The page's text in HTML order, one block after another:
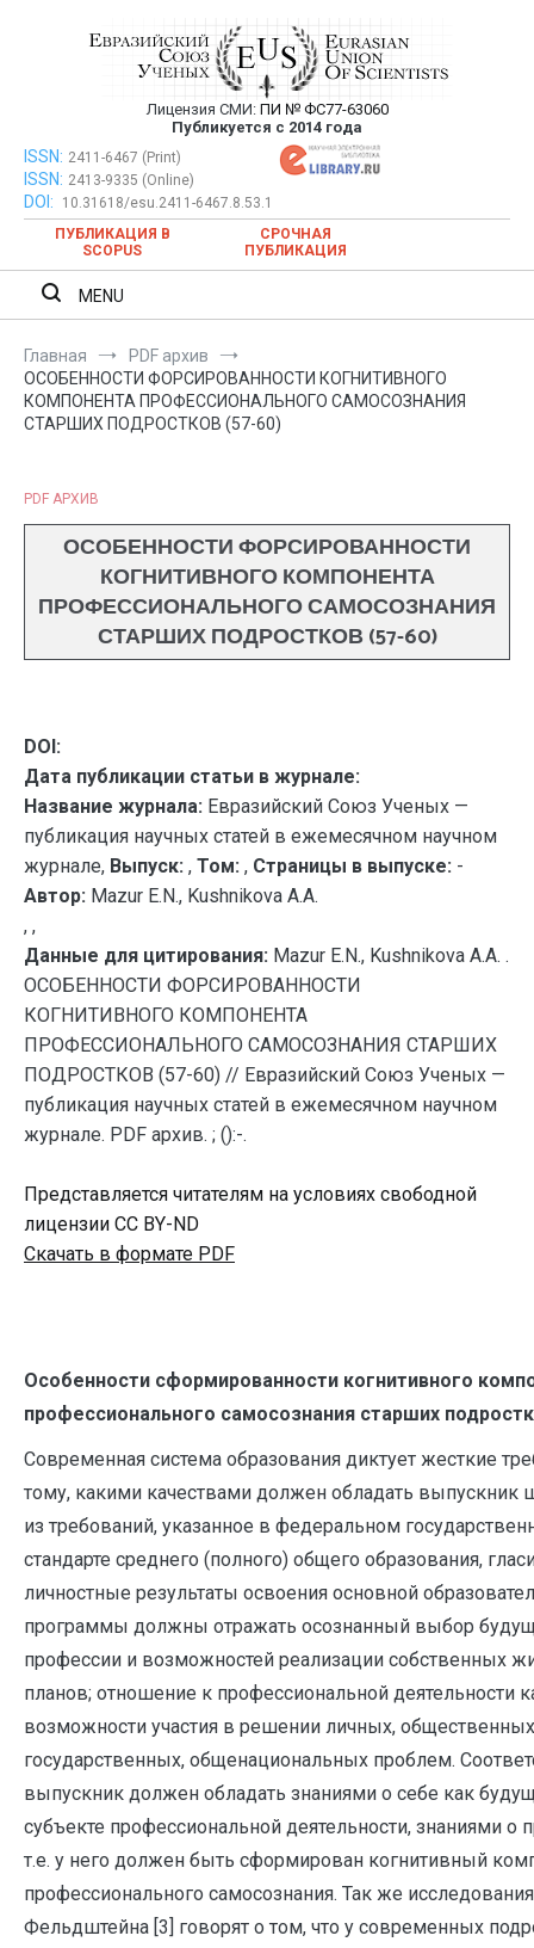
Евразийский Союз Ученых —
публикация научных статей в
ежемесячном научном журнале
Лицензия СМИ: ПИ № ФС77-63060
Публикуется с 2014 года
Евразийский Союз Ученых — публикация научных статей в
ежемесячном научном журнале
ISSN: 2411-6467 (Print)
ISSN: 2413-9335 (Online)
DOI:
10.31618/esu.2411-6467.8.53.1
ПУБЛИКАЦИЯ В
SCOPUS
СРОЧНАЯ
ПУБЛИКАЦИЯ
MENU
Главная
PDF архив
ОСОБЕННОСТИ ФОРСИРОВАННОСТИ КОГНИТИВНОГО
КОМПОНЕНТА ПРОФЕССИОНАЛЬНОГО САМОСОЗНАНИЯ
СТАРШИХ ПОДРОСТКОВ (57-60)
PDF АРХИВ
ОСОБЕННОСТИ ФОРСИРОВАННОСТИ
КОГНИТИВНОГО КОМПОНЕНТА
ПРОФЕССИОНАЛЬНОГО САМОСОЗНАНИЯ
СТАРШИХ ПОДРОСТКОВ (57-60)
DOI:
Дата публикации статьи в журнале:
Название журнала: Евразийский Союз Ученых —
публикация научных статей в ежемесячном научном
журнале, Выпуск: , Том: , Страницы в выпуске: -
Автор: Mazur E.N., Kushnikova A.A.
, ,
Данные для цитирования: Mazur E.N., Kushnikova A.A. .
ОСОБЕННОСТИ ФОРСИРОВАННОСТИ
КОГНИТИВНОГО КОМПОНЕНТА
ПРОФЕССИОНАЛЬНОГО САМОСОЗНАНИЯ СТАРШИХ
ПОДРОСТКОВ (57-60) // Евразийский Союз Ученых —
публикация научных статей в ежемесячном научном
журнале. PDF архив. ; ():-.
Представляется читателям на условиях свободной
лицензии CC BY-ND
Скачать в формате PDF
Особенности сформированности когнитивного
профессионального самосознания старших
Современная система образования диктует жесткие
тому, какими качествами должен обладать выпускник
из требований, указанное в федеральном
стандарте среднего (полного) общего образования,
личностные результаты освоения основной
программы должны отражать осознанный выбор
профессии и возможностей реализации собственных
планов; отношение к профессиональной деятельности
возможности участия в решении личных,
государственных, общенациональных проблем.
выпускник должен обладать знаниями о себе как
субъекте профессиональной деятельности, знаниями о
т.е. у него должен быть сформирован когнитивный
профессионального самосознания. Так же
Фельдштейна [3] говорят о том, что у современных